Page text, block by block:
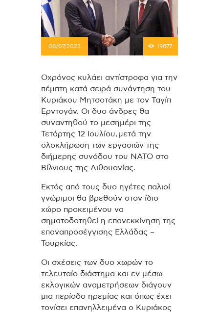
08/07/2023 19877
Οχρόνος κυλάει αντίστροφα για την
πέμπτη κατά σειρά συνάντηση του
Κυριάκου Μητσοτάκη με τον Ταγίπ
Ερντογάν. Οι δυο άνδρες θα
συναντηθού το μεσημέρι της
Τετάρτης 12 Ιουλίου, μετά την
ολοκλήρωση των εργασιών της
διήμερης συνόδου του ΝΑΤΟ στο
Βίλνιους της Λιθουανίας.
Εκτός από τους δυο ηγέτες παλιοί
γνώριμοι θα βρεθούν στον ίδιο
χώρο προκειμένου να
σηματοδοτηθεί η επανεκκίνηση της
επαναπροσέγγισης Ελλάδας –
Τουρκίας.
Οι σχέσεις των δυο χωρών το
τελευταίο διάστημα και εν μέσω
εκλογικών αναμετρήσεων διάγουν
μια περίοδο ηρεμίας και όπως έχει
τονίσει επανηλλειμένα ο Κυριάκος